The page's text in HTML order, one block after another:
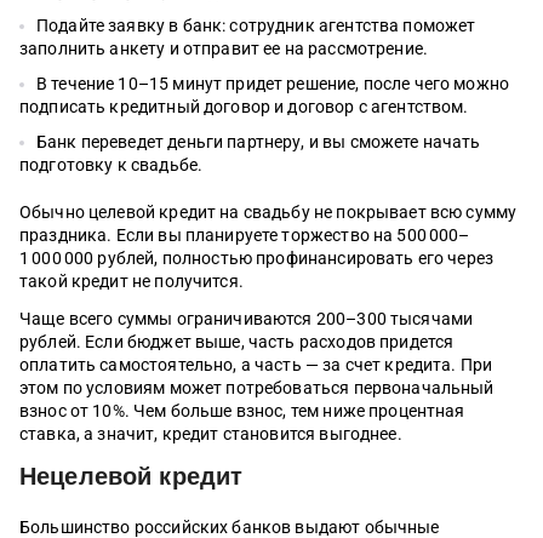
Подайте заявку в банк: сотрудник агентства поможет
заполнить анкету и отправит ее на рассмотрение.
В течение 10–15 минут придет решение, после чего можно
подписать кредитный договор и договор с агентством.
Банк переведет деньги партнеру, и вы сможете начать
подготовку к свадьбе.
Обычно целевой кредит на свадьбу не покрывает всю сумму
праздника. Если вы планируете торжество на 500 000–
1 000 000 рублей, полностью профинансировать его через
такой кредит не получится.
Чаще всего суммы ограничиваются 200–300 тысячами
рублей. Если бюджет выше, часть расходов придется
оплатить самостоятельно, а часть — за счет кредита. При
этом по условиям может потребоваться первоначальный
взнос от 10%. Чем больше взнос, тем ниже процентная
ставка, а значит, кредит становится выгоднее.
Нецелевой кредит
Большинство российских банков выдают обычные